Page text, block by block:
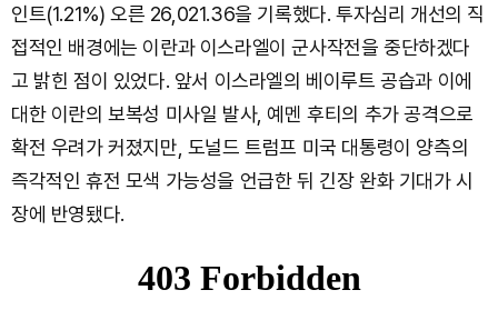
인트(1.21%) 오른 26,021.36을 기록했다. 투자심리 개선의 직
접적인 배경에는 이란과 이스라엘이 군사작전을 중단하겠다
고 밝힌 점이 있었다. 앞서 이스라엘의 베이루트 공습과 이에
대한 이란의 보복성 미사일 발사, 예멘 후티의 추가 공격으로
확전 우려가 커졌지만, 도널드 트럼프 미국 대통령이 양측의
즉각적인 휴전 모색 가능성을 언급한 뒤 긴장 완화 기대가 시
장에 반영됐다.